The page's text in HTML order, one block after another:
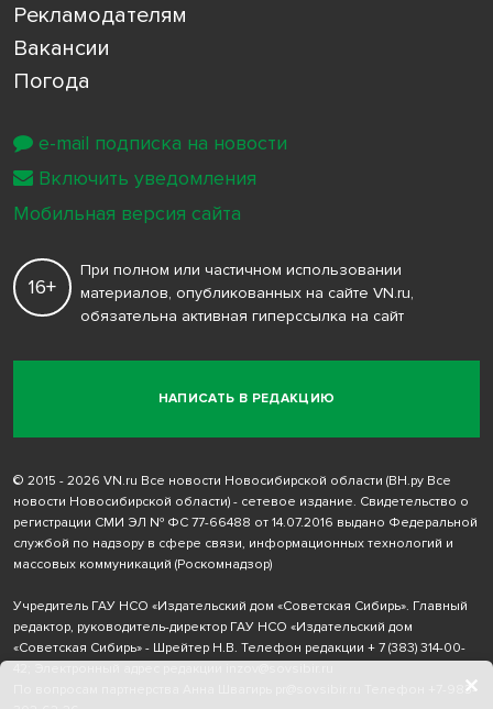
Рекламодателям
Вакансии
Погода
НАПИСАТЬ В РЕДАКЦИЮ
16+
При полном или частичном использовании
материалов, опубликованных на сайте VN.ru,
обязательна активная гиперссылка на сайт
© 2015 - 2026 VN.ru Все новости Новосибирской области (ВН.ру Все
новости Новосибирской области) - сетевое издание. Свидетельство о
регистрации СМИ ЭЛ № ФС 77-66488 от 14.07.2016 выдано Федеральной
службой по надзору в сфере связи, информационных технологий и
массовых коммуникаций (Роскомнадзор)
Учредитель ГАУ НСО «Издательский дом «Советская Сибирь». Главный
редактор, руководитель-директор ГАУ НСО «Издательский дом
«Советская Сибирь» - Шрейтер Н.В. Телефон редакции + 7 (383) 314-00-
+7-983-
e-mail подписка на новости
Включить уведомления
Мобильная версия сайта